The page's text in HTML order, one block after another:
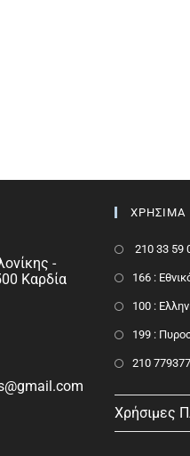
-
Καρδία
ΧΡΗΣΙΜΑ
210 33 59
166 :
100 :
199 :
210
Χρήσιμες